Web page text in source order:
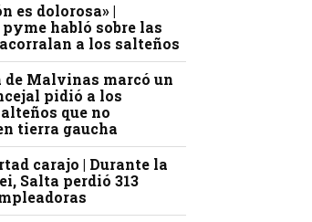
es dolorosa» |
habló sobre las
a los salteños
de Malvinas marcó un
pidió a los
que no
tierra gaucha
carajo | Durante la
Salta perdió 313